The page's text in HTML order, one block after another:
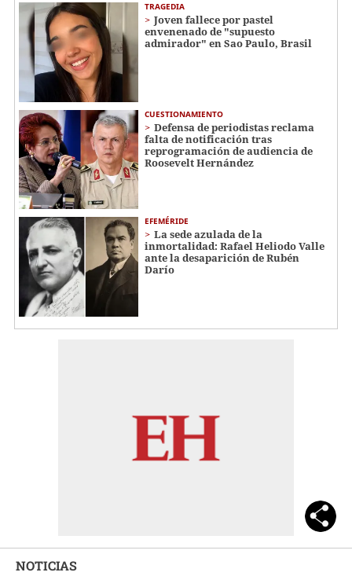
TRAGEDIA
Joven fallece por pastel
envenenado de "supuesto
admirador" en Sao Paulo, Brasil
CUESTIONAMIENTO
Defensa de periodistas reclama
falta de notificación tras
reprogramación de audiencia de
Roosevelt Hernández
EFEMÉRIDE
La sede azulada de la
inmortalidad: Rafael Heliodo Valle
ante la desaparición de Rubén
Darío
NOTICIAS